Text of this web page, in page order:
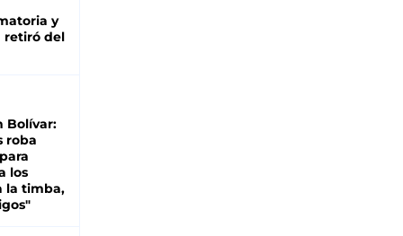
y
retiró del
Bolívar:
roba
los
la timba,